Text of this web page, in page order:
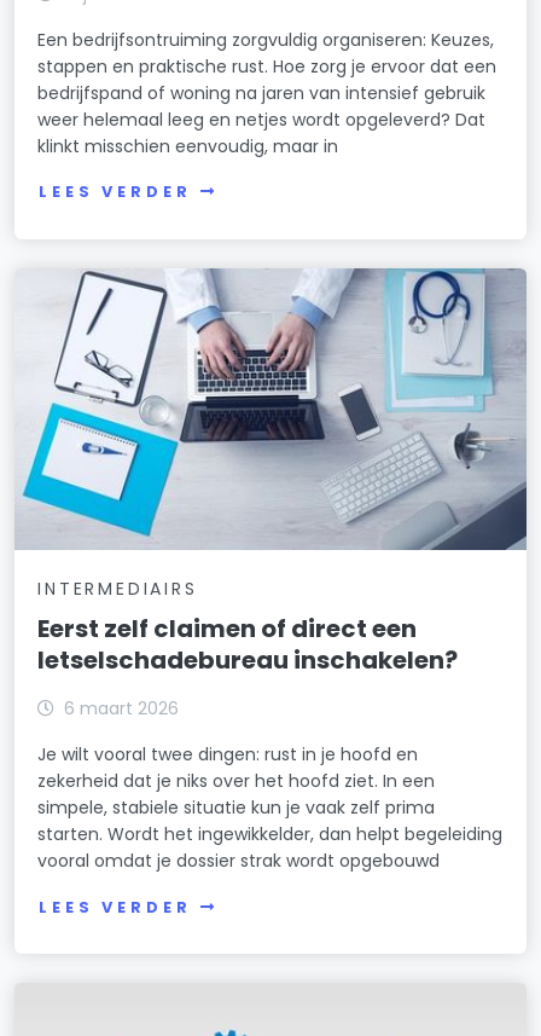
Een bedrijfsontruiming zorgvuldig organiseren: Keuzes,
stappen en praktische rust. Hoe zorg je ervoor dat een
bedrijfspand of woning na jaren van intensief gebruik
weer helemaal leeg en netjes wordt opgeleverd? Dat
klinkt misschien eenvoudig, maar in
LEES VERDER
INTERMEDIAIRS
Eerst zelf claimen of direct een
letselschadebureau inschakelen?
6 maart 2026
Je wilt vooral twee dingen: rust in je hoofd en
zekerheid dat je niks over het hoofd ziet. In een
simpele, stabiele situatie kun je vaak zelf prima
starten. Wordt het ingewikkelder, dan helpt begeleiding
vooral omdat je dossier strak wordt opgebouwd
LEES VERDER